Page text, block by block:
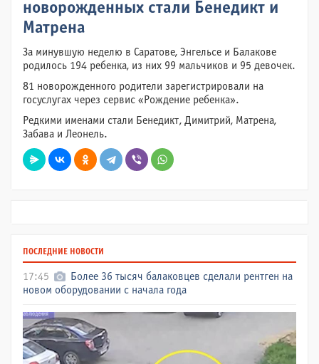
новорожденных стали Бенедикт и
Матрена
За минувшую неделю в Саратове, Энгельсе и Балакове
родилось 194 ребенка, из них 99 мальчиков и 95 девочек.
81 новорожденного родители зарегистрировали на
госуслугах через сервис «Рождение ребенка».
Редкими именами стали Бенедикт, Димитрий, Матрена,
Забава и Леонель.
ПОСЛЕДНИЕ НОВОСТИ
17:45
Более 36 тысяч балаковцев сделали рентген на
новом оборудовании с начала года